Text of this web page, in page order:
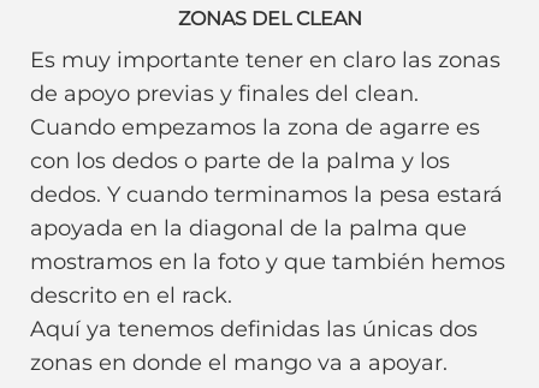
ZONAS DEL CLEAN
Es muy importante tener en claro las zonas
de apoyo previas y finales del clean.
Cuando empezamos la zona de agarre es
con los dedos o parte de la palma y los
dedos. Y cuando terminamos la pesa estará
apoyada en la diagonal de la palma que
mostramos en la foto y que también hemos
descrito en el rack.
Aquí ya tenemos definidas las únicas dos
zonas en donde el mango va a apoyar.